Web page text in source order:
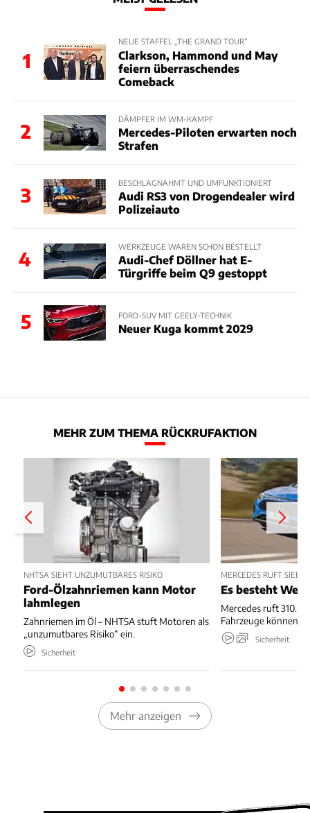
1
NEUE STAFFEL „THE GRAND TOUR“
Clarkson, Hammond und May
feiern überraschendes
Comeback
2
DÄMPFER IM WM-KAMPF
Mercedes-Piloten erwarten noch
Strafen
3
BESCHLAGNAHMT UND UMFUNKTIONIERT
Audi RS3 von Drogendealer wird
Polizeiauto
4
WERKZEUGE WAREN SCHON BESTELLT
Audi-Chef Döllner hat E-
Türgriffe beim Q9 gestoppt
5 FORD-SUV MIT GEELY-TECHNIK
Neuer Kuga kommt 2029
MEHR ZUM THEMA RÜCKRUFAKTION
NHTSA SIEHT UNZUMUTBARES RISIKO
Ford-Ölzahnriemen kann Motor
lahmlegen
Zahnriemen im Öl – NHTSA stuft Motoren als
„unzumutbares Risiko“ ein.
Sicherheit
MERCEDES RUFT
Es besteht
Mercedes ruft
Fahrzeuge können
Sicherheit
Mehr anzeigen